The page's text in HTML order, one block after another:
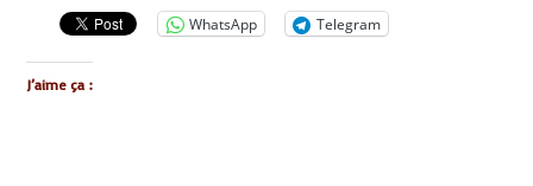
WhatsApp Telegram
J’aime ça :